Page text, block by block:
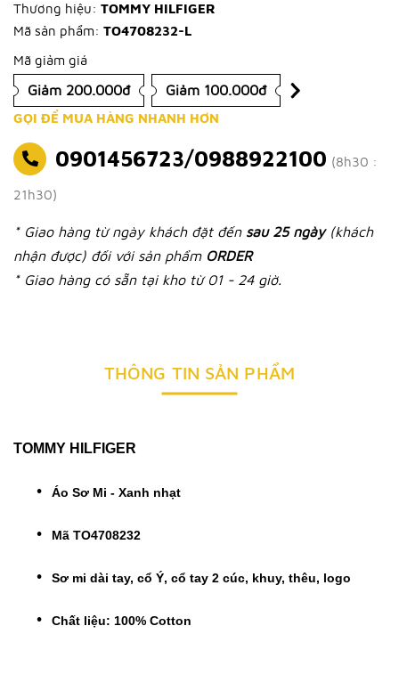
Thương hiệu: TOMMY HILFIGER
Mã sản phẩm: TO4708232-L
Mã giảm giá
Giảm 200.000đ Giảm 100.000đ
GỌI ĐỂ MUA HÀNG NHANH HƠN
0901456723/0988922100 (8h30 :
21h30)
* Giao hàng từ ngày khách đặt đến sau 25 ngày (khách
nhận được) đối với sản phẩm ORDER
* Giao hàng có sẵn tại kho từ 01 - 24 giờ.
THÔNG TIN SẢN PHẨM
TOMMY HILFIGER
Áo Sơ Mi - Xanh nhạt
Mã TO4708232
Sơ mi dài tay, cổ Ý, cổ tay 2 cúc, khuy, thêu, logo
Chất liệu: 100% Cotton